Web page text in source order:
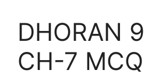
DHORAN
CH-7